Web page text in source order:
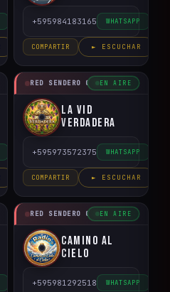
+595984183165 WHATSAPP
COMPARTIR ► ESCUCHAR
RED SENDERO CRISTIANO
EN AIRE
La Vid
Verdadera
+595973572375 WHATSAPP
COMPARTIR ► ESCUCHAR
RED SENDERO CRISTIANO
EN AIRE
Camino al
Cielo
+595981292518 WHATSAPP